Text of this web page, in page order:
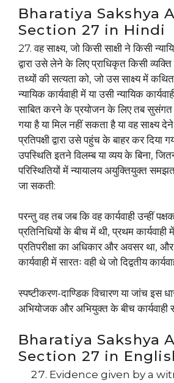
Bharatiya Sakshya
Section 27 in Hindi
27. वह साक्ष्य, जो किसी साक्षी ने किसी
द्वारा उसे लेने के लिए प्राधिकृत किसी
तथ्यों की सत्यता को, जो उस साक्ष्य में कथित
न्यायिक कार्यवाही में या उसी न्यायिक
साबित करने के प्रयोजन के लिए तब सुसंगत
गया है या मिल नहीं सकता है या वह साक्ष्य
प्रतिपक्षी द्वारा उसे पहुंच के बाहर कर दिया
उपस्थिति इतने विलम्ब या व्यय के बिना,
परिस्थितियों में न्यायालय अयुक्तियुक्त
जा सकती:
परन्तु वह तब जब कि वह कार्यवाही उन्हीं
प्रतिनिधियों के बीच में थी, प्रथम कार्यवाही
प्रतिपरीक्षा का अधिकार और अवसर था, और
कार्यवाही में सारतः वही थे जो दिद्वतीय
स्पष्टीकरण-दाण्डिक विचारण या जांच इस
अभियोजक और अभियुक्त के बीच कार्यवाही
Bharatiya Sakshya
Section 27 in
Evidence given by a